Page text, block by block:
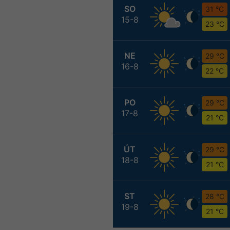
SO
15-8
31 °C
23 °C
NE
16-8
29 °C
22 °C
PO
17-8
29 °C
21 °C
ÚT
18-8
29 °C
21 °C
ST
19-8
28 °C
21 °C